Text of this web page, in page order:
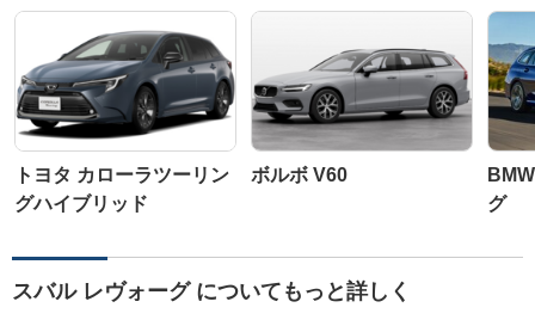
トヨタ カローラツーリン
グハイブリッド
ボルボ V60
グ
スバル レヴォーグ についてもっと詳しく